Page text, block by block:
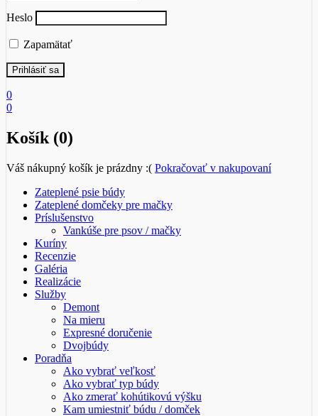
Heslo
Zapamätať
0
0
Košík (0)
Váš nákupný košík je prázdny :( Pokračovať v nakupovaní
Zateplené psie búdy
Zateplené domčeky pre mačky
Príslušenstvo
Vankúše pre psov / mačky
Kuríny
Recenzie
Galéria
Realizácie
Služby
Demont
Na mieru
Expresné doručenie
Dvojbúdy
Poradňa
Ako vybrať veľkosť
Ako vybrať typ búdy
Ako zmerať kohútikovú výšku
Kam umiestniť búdu / domček